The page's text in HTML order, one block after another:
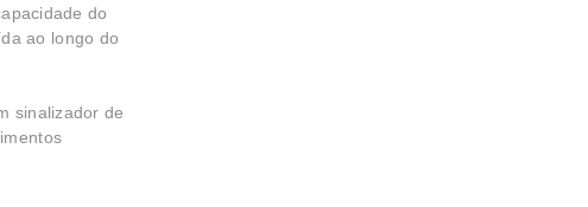
do
ao longo do
sinalizador de